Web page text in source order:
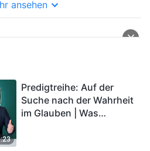
ansehen
Predigtreihe: Auf der
Suche nach der Wahrheit
im Glauben | Was